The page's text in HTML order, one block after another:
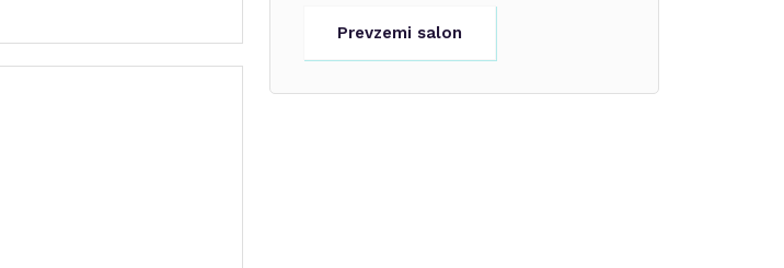
Prevzemi salon